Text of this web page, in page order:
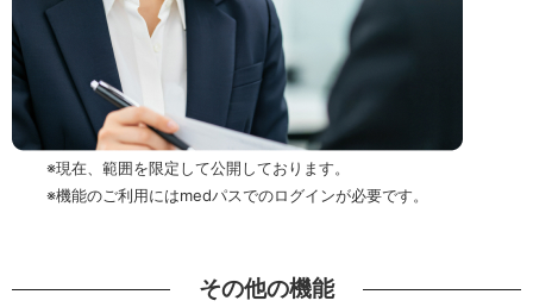
※現在、範囲を限定して公開しております。
※機能のご利用にはmedパスでのログインが必要です。
その他の機能